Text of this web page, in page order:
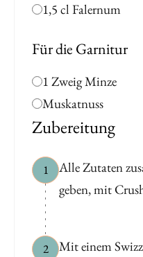
1,5 cl Falernum
Für die Garnitur
1 Zweig Minze
Muskatnuss
Zubereitung
1
Alle Zutaten
geben, mit
2
Mit einem